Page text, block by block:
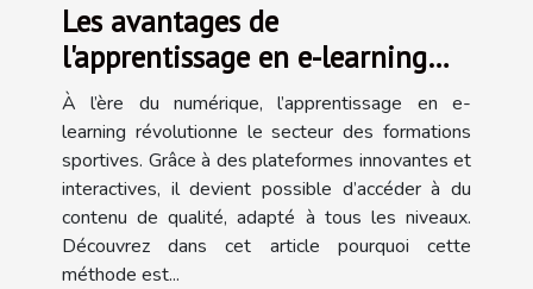
Les avantages de
l'apprentissage en e-learning
pour les formations sportives
À l’ère du numérique, l’apprentissage en e-
learning révolutionne le secteur des formations
sportives. Grâce à des plateformes innovantes et
interactives, il devient possible d’accéder à du
contenu de qualité, adapté à tous les niveaux.
Découvrez dans cet article pourquoi cette
méthode est...